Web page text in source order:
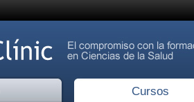
Cursos